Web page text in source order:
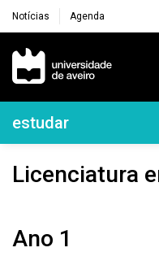
Notícias Agenda
Navegação
Navegação
estudar
Licenciatura
Ano 1